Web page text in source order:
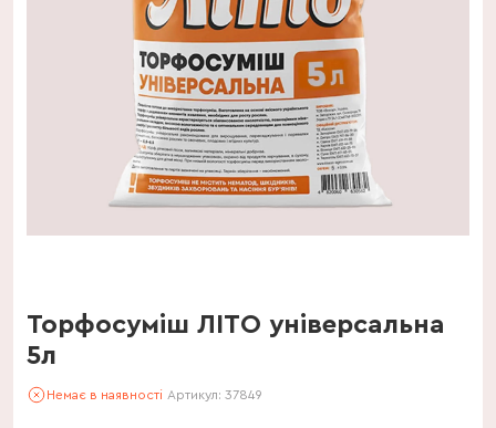
Торфосуміш ЛІТО універсальна
5л
Немає в наявності Артикул: 37849